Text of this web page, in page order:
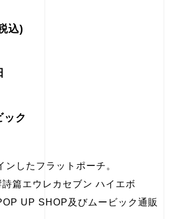
込)
ック
ンしたフラットポーチ。
詩篇エウレカセブン ハイエボ
UP SHOP及びムービック通販